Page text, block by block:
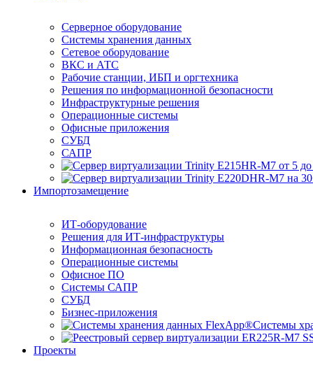
Серверное оборудование
Системы хранения данных
Сетевое оборудование
ВКС и АТС
Рабочие станции, ИБП и оргтехника
Решения по информационной безопасности
Инфраструктурные решения
Операционные системы
Офисные приложения
СУБД
САПР
Импортозамещение
ИТ-оборудование
Решения для ИТ-инфраструктуры
Информационная безопасность
Операционные системы
Офисное ПО
Системы САПР
СУБД
Бизнес-приложения
Системы
Проекты